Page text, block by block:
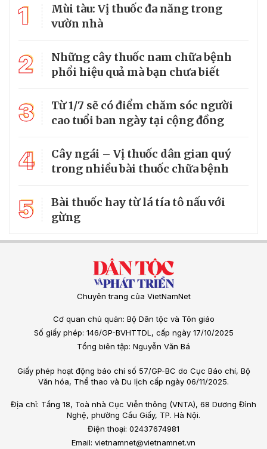
1
Mùi tàu: Vị thuốc đa năng trong
vườn nhà
2
Những cây thuốc nam chữa bệnh
phổi hiệu quả mà bạn chưa biết
3
Từ 1/7 sẽ có điểm chăm sóc người
cao tuổi ban ngày tại cộng đồng
4
Cây ngái – Vị thuốc dân gian quý
trong nhiều bài thuốc chữa bệnh
5
Bài thuốc hay từ lá tía tô nấu với
gừng
Chuyên trang của VietNamNet
Cơ quan chủ quản: Bộ Dân tộc và Tôn giáo
Số giấy phép: 146/GP-BVHTTDL, cấp ngày 17/10/2025
Tổng biên tập: Nguyễn Văn Bá
Giấy phép hoạt động báo chí số 57/GP-BC do Cục Báo chí, Bộ
Văn hóa, Thể thao và Du lịch cấp ngày 06/11/2025.
Địa chỉ: Tầng 18, Toà nhà Cục Viễn thông (VNTA), 68 Dương Đình
Nghệ, phường Cầu Giấy, TP. Hà Nội.
Điện thoại: 02437674981
Email: vietnamnet@vietnamnet.vn